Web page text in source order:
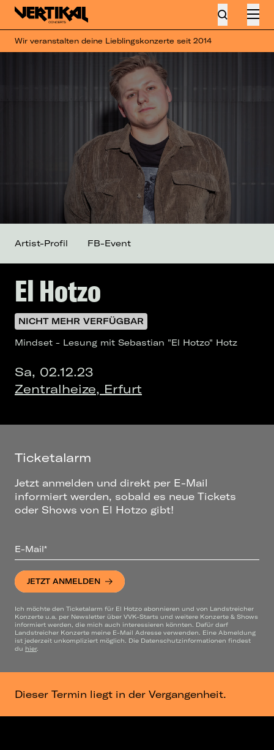
Wir veranstalten deine Lieblingskonzerte seit 2014
El Hotzo
NICHT MEHR VERFÜGBAR
Mindset - Lesung mit Sebastian "El Hotzo" Hotz
Sa, 02.12.23
Zentralheize, Erfurt
Artist-Profil FB-Event
Ticketalarm
Jetzt anmelden und direkt per E-Mail
informiert werden, sobald es neue Tickets
oder Shows von El Hotzo gibt!
E-Mail*
JETZT ANMELDEN
Ich möchte den Ticketalarm für El Hotzo abonnieren und von Landstreicher
Konzerte u.a. per Newsletter über VVK-Starts und weitere Konzerte & Shows
informiert werden, die mich auch interessieren könnten. Dafür darf
Landstreicher Konzerte meine E-Mail Adresse verwenden. Eine Abmeldung
ist jederzeit unkompliziert möglich. Die Datenschutzinformationen findest
du hier.
Dieser Termin liegt in der Vergangenheit.